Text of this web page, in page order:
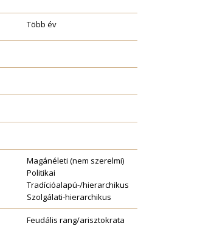
Több év
Magánéleti (nem szerelmi)
Politikai
Tradícióalapú-/hierarchikus
Szolgálati-hierarchikus
Feudális rang/arisztokrata